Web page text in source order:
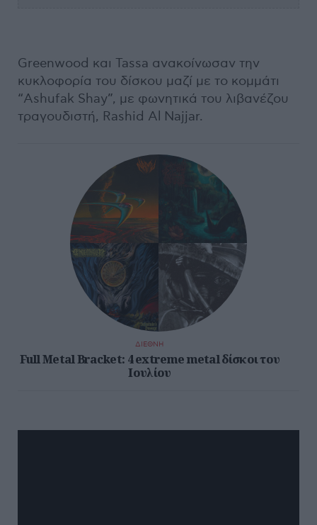
Greenwood και Tassa ανακοίνωσαν την
κυκλοφορία του δίσκου μαζί με το κομμάτι
“Ashufak Shay”, με φωνητικά του λιβανέζου
τραγουδιστή, Rashid Al Najjar.
ΔΙΕΘΝΗ
Full Metal Bracket: 4 extreme metal δίσκοι του
Ιουλίου